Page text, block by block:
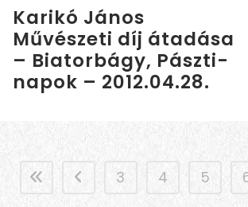
Karikó János
Művészeti díj átadása
– Biatorbágy, Pászti-
napok – 2012.04.28.
3 4 5